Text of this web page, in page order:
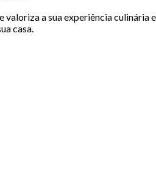
a sua experiência culinária
casa.